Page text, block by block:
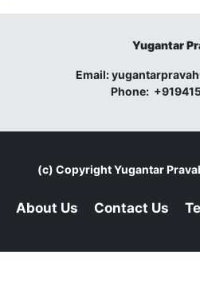
Yugantar
Email:
Phone:
(c) CopyrightYugantar
About Us Contact Us